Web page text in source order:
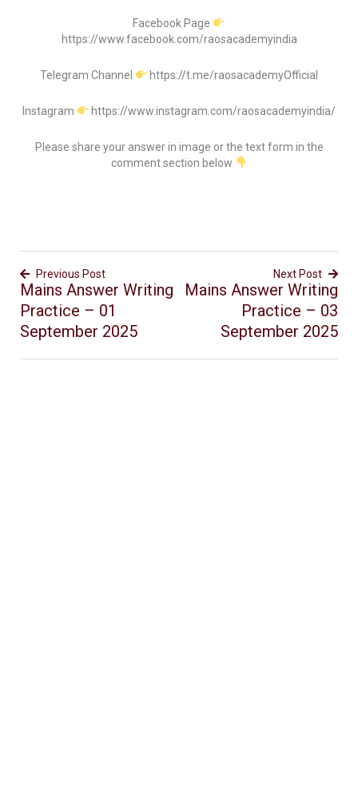
Facebook Page
https://www.facebook.com/raosacademyindia
Telegram Channel https://t.me/raosacademyOfficial
Instagram https://www.instagram.com/raosacademyindia/
Please share your answer in image or the text form in the
comment section below
Previous Post
Mains Answer Writing
Practice – 01
September 2025
Next Post
Mains Answer Writing
Practice – 03
September 2025